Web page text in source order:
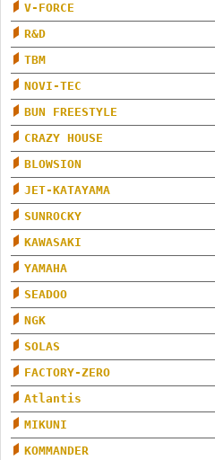
V-FORCE
R&D
TBM
NOVI-TEC
BUN FREESTYLE
CRAZY HOUSE
BLOWSION
JET-KATAYAMA
SUNROCKY
KAWASAKI
YAMAHA
SEADOO
NGK
SOLAS
FACTORY-ZERO
Atlantis
MIKUNI
KOMMANDER